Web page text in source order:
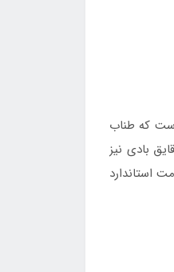
که طناب
بادی نیز
استاندارد